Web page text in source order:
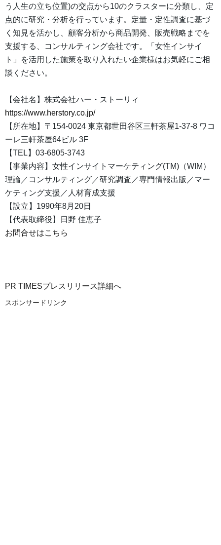
う人生の立ち位置)の交点から10のクラスターに分類し、定
点的に研究・分析を行っています。定量・定性調査に基づ
く知見を活かし、顧客分析から商品開発、販売戦略までを
支援する、コンサルティング会社です。「女性インサイ
ト」を活用した施策を取り入れたい企業様はお気軽にご相
談ください。
【会社名】株式会社ハー・ストーリィ
https://www.herstory.co.jp/
【所在地】〒154-0024 東京都世田谷区三軒茶屋1-37-8 ワコ
ーレ三軒茶屋64ビル 3F
【TEL】03-6805-3743
【事業内容】女性インサイトマーケティング(TM)（WIM）
理論／コンサルティング／研究調査／専門情報出版／マー
ケティング支援／人材育成支援
【設立】1990年8月20日
【代表取締役】日野 佳恵子
お問合せはこちら
PR TIMESプレスリリース詳細へ
スポンサードリンク